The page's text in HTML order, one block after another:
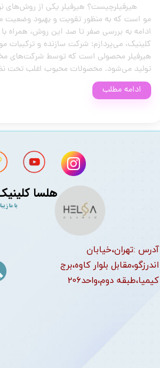
هیرفیلرچیست؟ هیرفیلر یکی از روش‌های
مو است که به منظور تقویت و بهبود وضعیت
ادامه به بررسی صفر تا صد این روش، همراه
کلینیک، می‌پردازم: شرکت سازنده و ترکیبات
هیرفیلر محصولی است که توسط شرکت‌های
تولید می‌شود. محصولات محبوب اغلب تحت
ادامه مطلب
آدرس :تهران،خیابان
اندرزگو،مقابل بلوار کاوه،برج
کیمیا،طبقه دوم،واحد206
با ما
هلسا